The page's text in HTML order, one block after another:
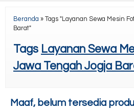
Beranda » Tags "Layanan Sewa Mesin
Barat"
Tags Layanan Sewa
Jawa Tengah Jogja
Maaf, belum tersedia